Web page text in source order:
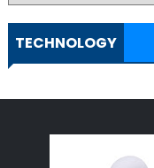
TECHNOLOGY